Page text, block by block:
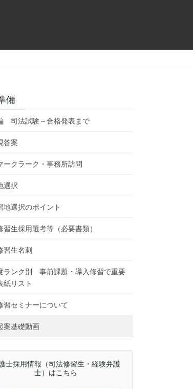
備
司法試験～合格発表まで
答案
ークラーク・事務所訪問
選択
地選択のポイント
習生採用選考等（必要書類）
習生名刺
ランク別 事前課題・導入修習で重要
紙リスト
習セミナーについて
案基礎動画
士採用情報（司法修習生・経験弁護
士）はこちら